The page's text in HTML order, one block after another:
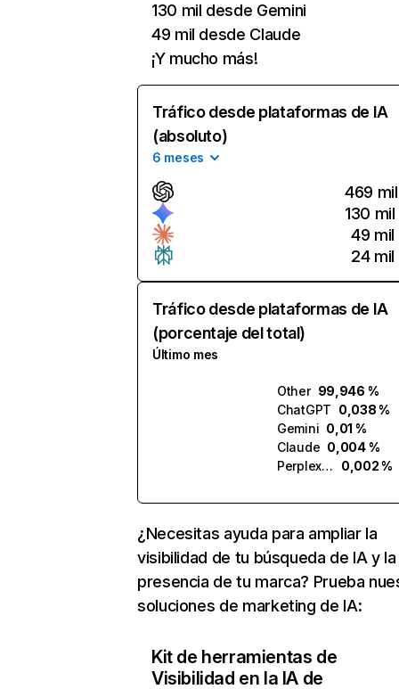
130 mil desde Gemini
49 mil desde Claude
¡Y mucho más!
Tráfico desde plataformas de IA
(absoluto)
6 meses
469 mil
130 mil
49 mil
24 mil
Tráfico desde plataformas de IA
(porcentaje del total)
Último mes
Other 99,946 %
ChatGPT 0,038 %
Gemini 0,01 %
Claude 0,004 %
Perplexity
0,002 %
¿Necesitas ayuda para ampliar la
visibilidad de tu búsqueda de IA y la
presencia de tu marca? Prueba
soluciones de marketing de IA:
Kit de herramientas de
Visibilidad en la IA de